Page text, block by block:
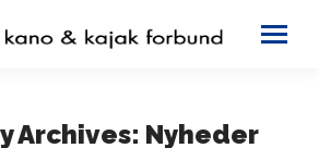
Archives: Nyheder